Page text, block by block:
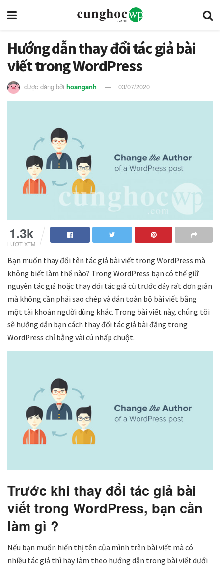
Hướng dẫn thay đổi tác giả bài
viết trong WordPress
được đăng bởi hoanganh 03/07/2020
1.3k
LƯỢT XEM
Bạn muốn thay đổi tên tác giả bài viết trong WordPress mà
không biết làm thế nào? Trong WordPress bạn có thể giữ
nguyên tác giả hoặc thay đổi tác giả cũ trước đây rất đơn giản
mà không cần phải sao chép và dán toàn bộ bài viết bằng
một tài khoản người dùng khác. Trong bài viết này, chúng tôi
sẽ hướng dẫn bạn cách thay đổi tác giả bài đăng trong
WordPress chỉ bằng vài cú nhấp chuột.
Trước khi thay đổi tác giả bài
viết trong WordPress, bạn cần
làm gì ?
Nếu bạn muốn hiển thị tên của mình trên bài viết mà có
nhiều tác giả thì hãy làm theo hướng dẫn trong bài viết dưới